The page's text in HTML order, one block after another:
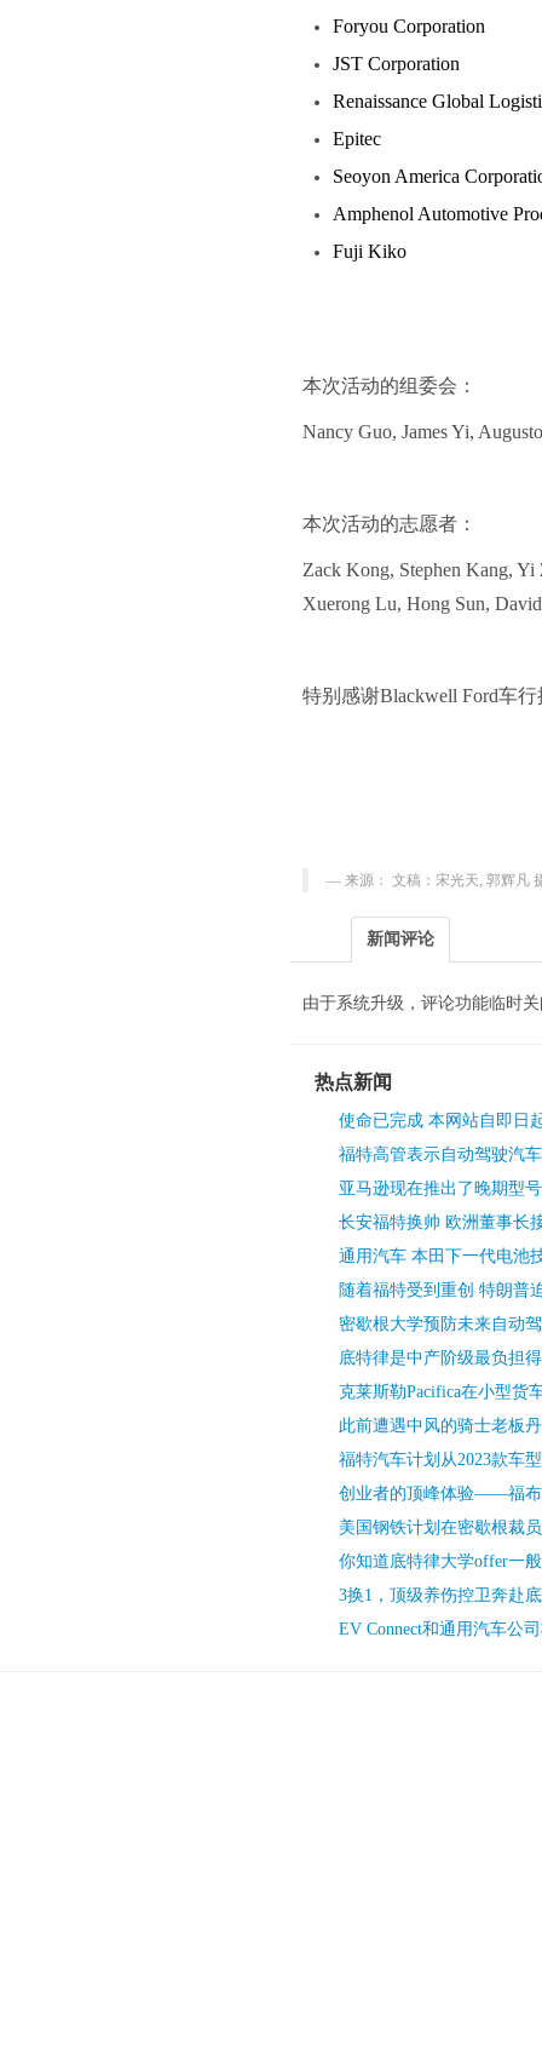
Foryou Corporation
JST Corporation
Renaissance Global
Epitec
Seoyon America
Amphenol Automotive
Fuji Kiko
本次活动的组委会：
Nancy Guo, James Yi,
本次活动的志愿者：
Zack Kong, Stephen Kang,
Xuerong Lu, Hong Sun,
特别感谢Blackwell Ford车行
来源： 文稿：宋光天, 郭辉凡
新闻评论
由于系统升级，评论功能临时
热点新闻
使命已完成 本网站自即日
福特高管表示自动驾驶汽
亚马逊现在推出了晚期型
长安福特换帅 欧洲董事长
通用汽车 本田下一代电池
随着福特受到重创 特朗普
密歇根大学预防未来自动
底特律是中产阶级最负担
克莱斯勒Pacifica在小型货
此前遭遇中风的骑士老板
福特汽车计划从2023款车
创业者的顶峰体验——福布
美国钢铁计划在密歇根裁
你知道底特律大学offer一
3换1，顶级养伤控卫奔赴
EV Connect和通用汽车公